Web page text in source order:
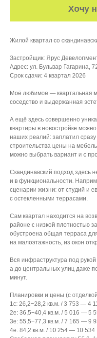
Хочу
Жилой квартал со
Застройщик: Ярус
Адрес: ул. Бульвар Гагарина,
Срок сдачи: 4 квартал 2026
Моё любимое — квартальная
соседство и выдержанная
А ещё здесь совершенно
квартиры в новостройке
наших реалий: заплатил
строительства цены на
можно выбрать вариант и с
Скандинавский подход здесь
и в функциональности.
сценарии жизни: от студий и
с остекленными террасами.
Сам квартал находится на
районе с низкой плотностью
обустроена общая терраса
на малоэтажность, из окон
Вся инфраструктура под
а до центральных улиц даже
минут.
Планировки и цены (с
1с: 26,2−28,2 кв.м. / 3 753 — 4
2е: 36,5−40,4 кв.м. / 5 016 — 5
3е: 55,5−77,3 кв.м. / 7 165 — 9
4е: 84,2 кв.м. / 10 254 — 10 534